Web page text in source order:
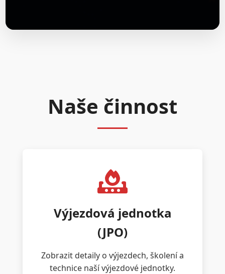
Naše činnost
Výjezdová jednotka
(JPO)
Zobrazit detaily o výjezdech, školení a
technice naší výjezdové jednotky.